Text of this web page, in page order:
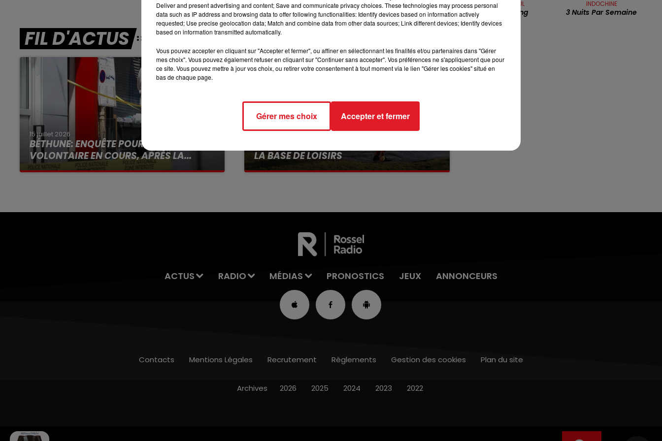
RDL WEEK-END
10h00 - 12h00
RDL WEEKEND
7h00 - 10h00
RDL WEEK-END
FIL D'ACTUS
15 juillet 2026
BÉTHUNE: ENQUÊTE POUR HOMICIDE
VOLONTAIRE EN COURS, APRÈS LA...
Selon les premiers éléments, le logement
13 juillet 2026
LA BASE DE LOISIRS
La victime a coulé à pic
BILLY PAUL
Your Song
INDOCHINE
3 Nuits Par Semaine
ACTUS RADIO MÉDIAS PRONOSTICS JEUX ANNONCEURS
Contacts Mentions Légales Recrutement Règlements Gestion des cookies Plan du site
Archives 2026 2025 2024 2023 2022
Deliver and present advertising and content; Save and communicate privacy choices. These technologies may process personal
data such as IP address and browsing data to offer following functionalities: Identify devices based on information actively
requested; Use precise geolocation data; Match and combine data from other data sources; Link different devices; Identify devices
based on information transmitted automatically.
Vous pouvez accepter en cliquant sur "Accepter et fermer", ou affiner en sélectionnant les finalités et/ou partenaires dans "Gérer
mes choix". Vous pouvez également refuser en cliquant sur "Continuer sans accepter". Vos préférences ne s'appliqueront que pour
ce site. Vous pouvez mettre à jour vos choix, ou retirer votre consentement à tout moment via le lien "Gérer les cookies" situé en
bas de chaque page.
Gérer mes choix Accepter et fermer